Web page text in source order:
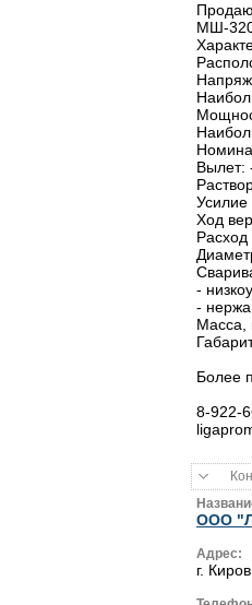
МШ-
Вылет:
Ход
-
-
Масса,
Более
8-922-
ООО
Адрес:
г.